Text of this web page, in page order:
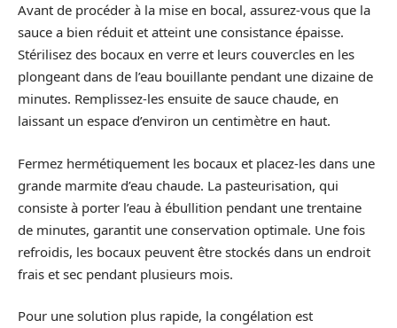
Avant de procéder à la mise en bocal, assurez-vous que la
sauce a bien réduit et atteint une consistance épaisse.
Stérilisez des bocaux en verre et leurs couvercles en les
plongeant dans de l’eau bouillante pendant une dizaine de
minutes. Remplissez-les ensuite de sauce chaude, en
laissant un espace d’environ un centimètre en haut.
Fermez hermétiquement les bocaux et placez-les dans une
grande marmite d’eau chaude. La pasteurisation, qui
consiste à porter l’eau à ébullition pendant une trentaine
de minutes, garantit une conservation optimale. Une fois
refroidis, les bocaux peuvent être stockés dans un endroit
frais et sec pendant plusieurs mois.
Pour une solution plus rapide, la congélation est